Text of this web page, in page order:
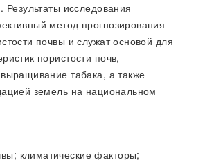
Результаты исследования
метод прогнозирования
почвы и служат основой для
пористости почв,
табака, а также
земель на национальном
климатические факторы;